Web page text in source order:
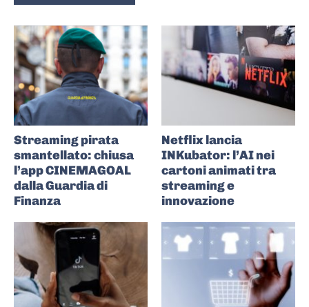
Streaming pirata
smantellato: chiusa
l’app CINEMAGOAL
dalla Guardia di
Finanza
Netflix lancia
INKubator: l’AI nei
cartoni animati tra
streaming e
innovazione